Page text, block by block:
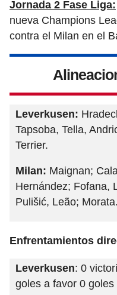
Jornada 2 Fase Liga:
nueva Champions
contra el Milan en el
Leverkusen:
Tapsoba, Tella,
Terrier.
Milan: Maignan;
Hernández; Fofana,
Pulišić, Leão; Morata.
Enfrentamientos
Leverkusen: 0
goles a favor 0 goles